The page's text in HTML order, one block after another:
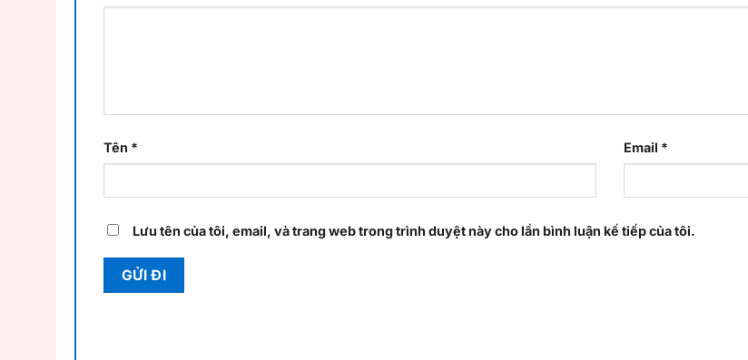
Tên * Email *
Lưu tên của tôi, email, và trang web trong trình duyệt này cho lần bình luận kế tiếp của tôi.